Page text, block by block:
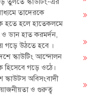
তাদেরকে
হতে হলে হাতেকলমে
ও ডান হাত করমর্দন,
গড়ে উঠতে হবে ।
স্কাউটিং আন্দোলন
হিসেবে গড়ে ওঠে।
স্কাউটস অবিসংবাদী
ও গুরুত্ব